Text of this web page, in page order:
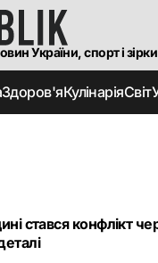
України, спорт і зірки
Здоров'яКулінаріяСвіт
стався конфлікт